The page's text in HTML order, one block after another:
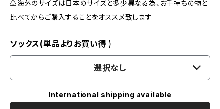
⚠️海外のサイズは日本のサイズと多少異なる為、お手持ちの物と
比べてからご購入することをオススメ致します
ソックス(単品よりお買い得 )
選択なし
International shipping available